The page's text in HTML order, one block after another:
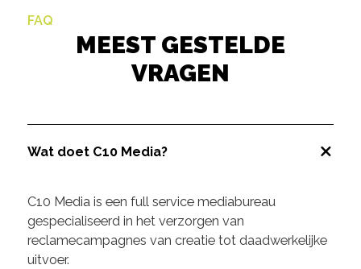
FAQ
MEEST GESTELDE
VRAGEN
Wat doet C10 Media?
C10 Media is een full service mediabureau
gespecialiseerd in het verzorgen van
reclamecampagnes van creatie tot daadwerkelijke
uitvoer.